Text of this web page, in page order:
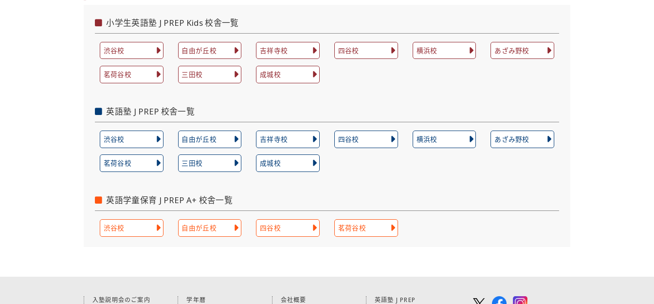
小学生英語塾 J PREP Kids 校舎一覧
渋谷校 自由が丘校 吉祥寺校 四谷校 横浜校 あざみ野校
茗荷谷校 三田校 成城校
英語塾 J PREP 校舎一覧
渋谷校 自由が丘校 吉祥寺校 四谷校 横浜校 あざみ野校
茗荷谷校 三田校 成城校
英語学童保育 J PREP A+ 校舎一覧
渋谷校 自由が丘校 四谷校 茗荷谷校
入塾説明会のご案内 学年暦 会社概要 英語塾 J PREP